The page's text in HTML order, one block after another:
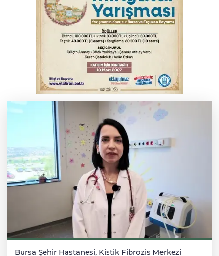
Bursa'da alkollü sürücü mahalleyi savaş
alanına çevirdi
Bursa'da tavuk çiftliğinde yangın
Bursa'da kontrolden çıkan araç orta
refüje çıktı
Bursa Şehir Hastanesi, Kistik Fibrozis Merkezi